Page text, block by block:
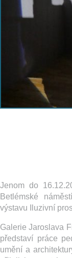
Jenom do
Betlémské
výstavu Iluzivní
Galerie Jaroslava
představí práce
umění a